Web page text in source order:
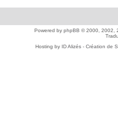
Powered by phpBB © 2000, 2002,
Hosting by ID Alizés - Création de